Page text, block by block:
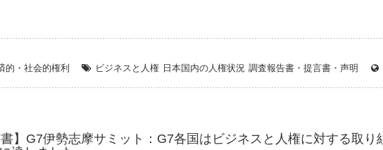
的・社会的権利 ビジネスと人権 日本国内の人権状況 調査報告書・提言書・声明
書】G7伊勢志摩サミット：G7各国はビジネスと人権に対する取り